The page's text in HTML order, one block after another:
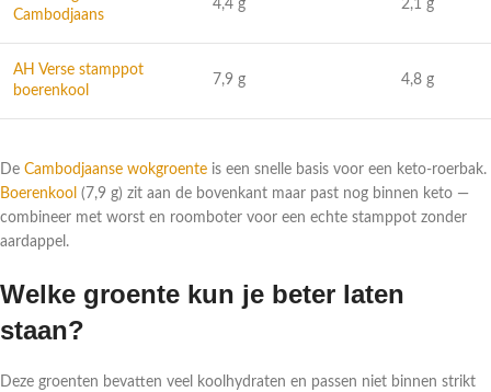
Cambodjaans
4,4 g 2,1 g
AH Verse stamppot
boerenkool
7,9 g 4,8 g
De Cambodjaanse wokgroente is een snelle basis voor een keto-roerbak.
Boerenkool (7,9 g) zit aan de bovenkant maar past nog binnen keto —
combineer met worst en roomboter voor een echte stamppot zonder
aardappel.
Welke groente kun je beter laten
staan?
Deze groenten bevatten veel koolhydraten en passen niet binnen strikt